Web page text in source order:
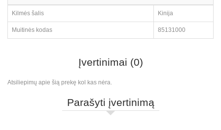
Kilmės šalis Kinija
Muitinės kodas 85131000
Įvertinimai (0)
Atsiliepimų apie šią prekę kol kas nėra.
Parašyti įvertinimą